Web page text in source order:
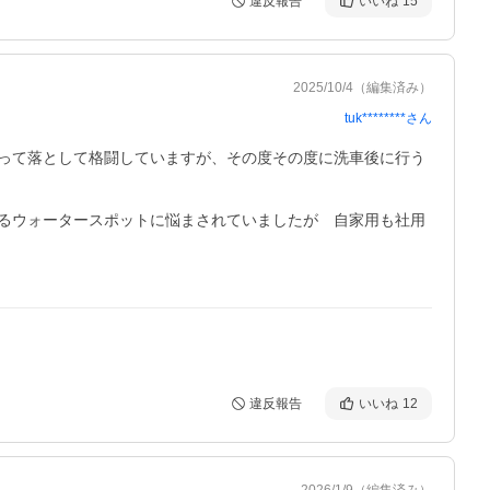
2025/10/4 （編集済み）
tuk********さん
落として格闘していますが、その度その度に洗車後に行う
ォータースポットに悩まされていましたが　自家用も社用
違反報告 いいね 12